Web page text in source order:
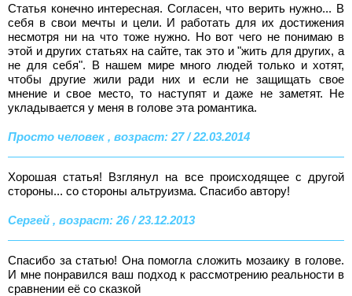
Статья конечно интересная. Согласен, что верить нужно... В
себя в свои мечты и цели. И работать для их достижения
несмотря ни на что тоже нужно. Но вот чего не понимаю в
этой и других статьях на сайте, так это и "жить для других, а
не для себя". В нашем мире много людей только и хотят,
чтобы другие жили ради них и если не защищать свое
мнение и свое место, то наступят и даже не заметят. Не
укладывается у меня в голове эта романтика.
Просто человек , возраст: 27 / 22.03.2014
Хорошая статья! Взглянул на все происходящее с другой
стороны... со стороны альтруизма. Спасибо автору!
Сергей , возраст: 26 / 23.12.2013
Спасибо за статью! Она помогла сложить мозаику в голове.
И мне понравился ваш подход к рассмотрению реальности в
сравнении её со сказкой